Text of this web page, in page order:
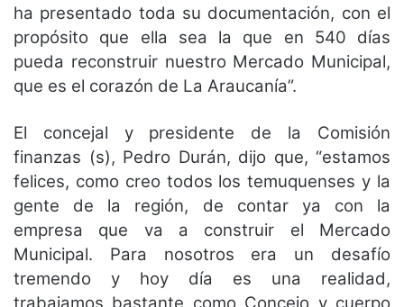
ha presentado toda su documentación, con el
propósito que ella sea la que en 540 días
pueda reconstruir nuestro Mercado Municipal,
que es el corazón de La Araucanía”.
El concejal y presidente de la Comisión
finanzas (s), Pedro Durán, dijo que, “estamos
felices, como creo todos los temuquenses y la
gente de la región, de contar ya con la
empresa que va a construir el Mercado
Municipal. Para nosotros era un desafío
tremendo y hoy día es una realidad,
trabajamos bastante como Concejo y cuerpo